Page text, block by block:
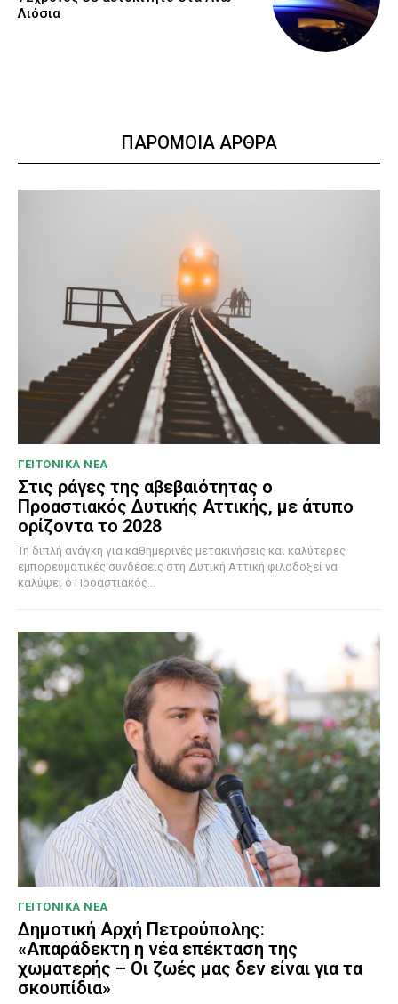
Λιόσια
ΠΑΡΟΜΟΙΑ ΑΡΘΡΑ
ΓΕΙΤΟΝΙΚΑ ΝΕΑ
Στις ράγες της αβεβαιότητας ο
Προαστιακός Δυτικής Αττικής, με άτυπο
ορίζοντα το 2028
Τη διπλή ανάγκη για καθημερινές μετακινήσεις και καλύτερες
εμπορευματικές συνδέσεις στη Δυτική Αττική φιλοδοξεί να
καλύψει ο Προαστιακός...
ΓΕΙΤΟΝΙΚΑ ΝΕΑ
Δημοτική Αρχή Πετρούπολης:
«Απαράδεκτη η νέα επέκταση της
χωματερής – Οι ζωές μας δεν είναι για τα
σκουπίδια»